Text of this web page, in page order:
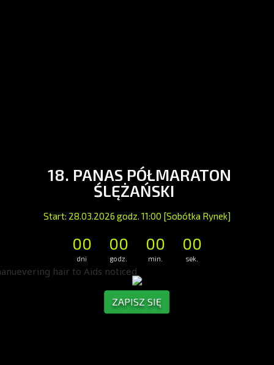
18. PANAS PÓŁMARATON
ŚLĘŻAŃSKI
Start: 28.03.2026 godz. 11:00 [Sobótka Rynek]
00
dni
00
godz.
00
min.
00
sek.
ZAPISZ SIĘ
hair to Aids noticed